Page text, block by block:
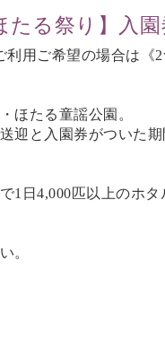
る祭り】入園
用ご希望の場合は《2
ほたる童謡公園。
迎と入園券がついた
1日4,000匹以上のホ
。